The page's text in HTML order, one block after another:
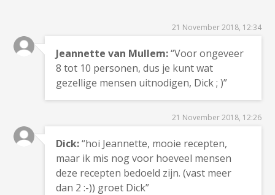
21 November 2018, 12:34
Jeannette van Mullem:“Voor ongeveer
8 tot 10 personen, dus je kunt wat
gezellige mensen uitnodigen, Dick ; )”
21 November 2018, 12:26
Dick:“hoi Jeannette, mooie recepten,
maar ik mis nog voor hoeveel mensen
deze recepten bedoeld zijn. (vast meer
dan 2 :-)) groet Dick”